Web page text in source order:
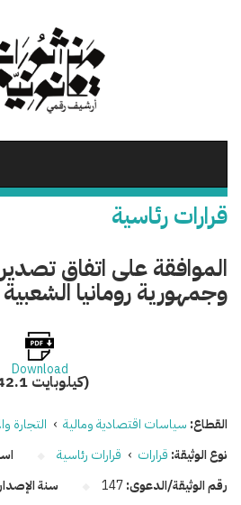
قرارات رئاسية
الموافقة على اتفاق
وجمهورية رومانيا الشعبية
Download
(42.1 كيلوبايت)
القطاع: سياسات اقتصادية ومالية › التجارة
نوع الوثيقة: قرارات › قرارات رئاسية
رقم الوثيقة/الدعوى:147 سنة